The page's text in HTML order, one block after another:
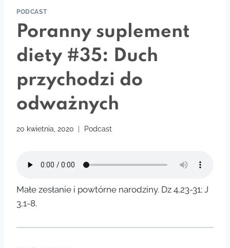
PODCAST
Poranny suplement
diety #35: Duch
przychodzi do
odważnych
20 kwietnia, 2020 Podcast
Małe zesłanie i powtórne narodziny. Dz 4,23-31; J
3,1-8.